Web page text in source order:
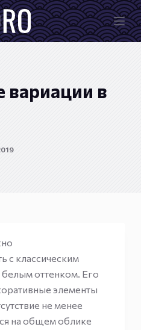
в
с классическим
оттенком. Его
элементы
не менее
на общем облике